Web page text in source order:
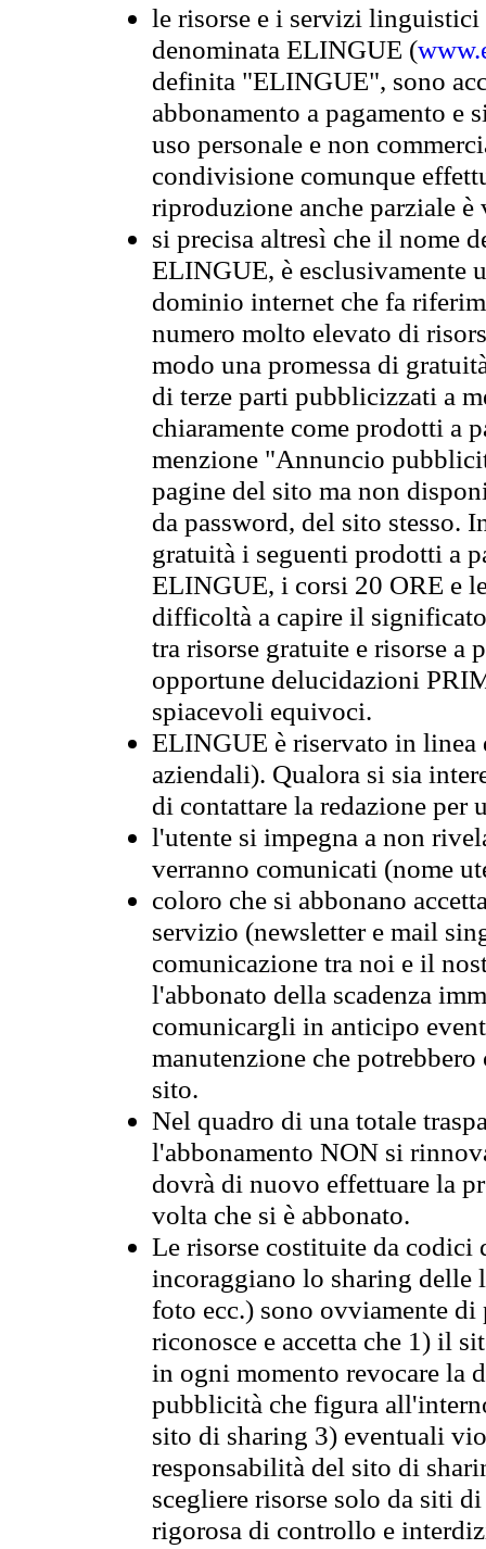
le risorse e i servizi
denominata ELINGUE (
definita "ELINGUE", sono
abbonamento a pagamento e
uso personale e non
condivisione comunque
riproduzione anche parziale è
si precisa altresì che il nome
ELINGUE, è esclusivamente
dominio internet che fa
numero molto elevato di
modo una promessa di
di terze parti pubblicizzati a
chiaramente come prodotti a
menzione "Annuncio
pagine del sito ma non
da password, del sito stesso.
gratuità i seguenti prodotti a
ELINGUE, i corsi 20 ORE e
difficoltà a capire il
tra risorse gratuite e risorse a
opportune delucidazioni
spiacevoli equivoci.
ELINGUE è riservato in
aziendali). Qualora si sia
di contattare la redazione per
l'utente si impegna a non
verranno comunicati (nome
coloro che si abbonano
servizio (newsletter e mail
comunicazione tra noi e il
l'abbonato della scadenza
comunicargli in anticipo
manutenzione che
sito.
Nel quadro di una totale
l'abbonamento NON si
dovrà di nuovo effettuare la
volta che si è abbonato.
Le risorse costituite da codici
incoraggiano lo sharing
foto ecc.) sono ovviamente
riconosce e accetta che 1) il
in ogni momento revocare la
pubblicità che figura
sito di sharing 3) eventuali
responsabilità del sito di
scegliere risorse solo da siti
rigorosa di controllo e